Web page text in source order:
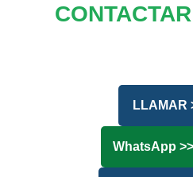
LLAMAR
WhatsApp >>